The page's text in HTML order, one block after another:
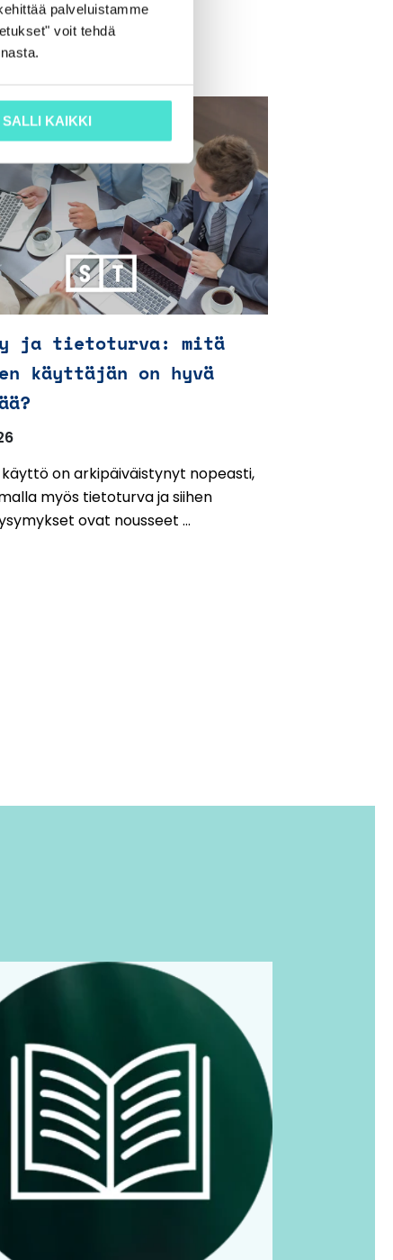
palveluistamme
voit tehdä
SALLI KAIKKI
ja tietoturva: mitä
käyttäjän on hyvä
on arkipäiväistynyt nopeasti,
myös tietoturva ja siihen
ovat nousseet ...